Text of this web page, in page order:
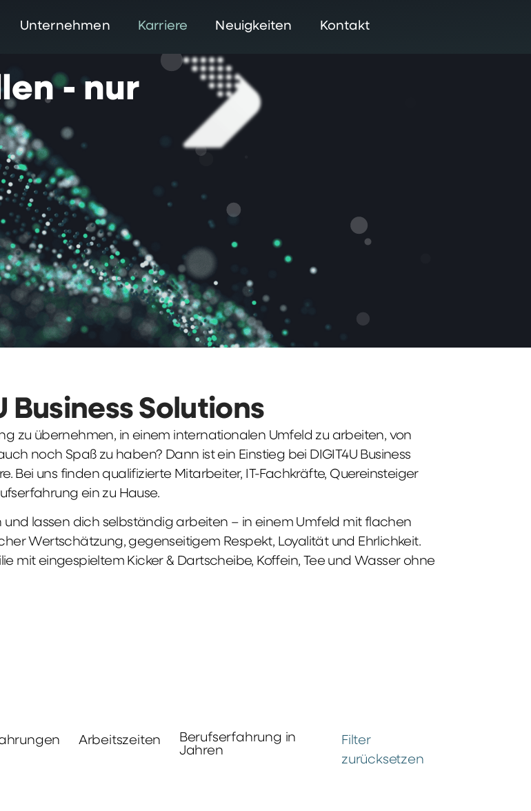
Unternehmen Karriere Neuigkeiten Kontakt
- nur
Business Solutions
zu übernehmen, in einem internationalen Umfeld zu arbeiten, von
noch Spaß zu haben? Dann ist ein Einstieg bei DIGIT4U Business
Bei uns finden qualifizierte Mitarbeiter, IT-Fachkräfte, Quereinsteiger
ein zu Hause.
lassen dich selbständig arbeiten – in einem Umfeld mit flachen
Wertschätzung, gegenseitigem Respekt, Loyalität und Ehrlichkeit.
mit eingespieltem Kicker & Dartscheibe, Koffein, Tee und Wasser ohne
Arbeitszeiten
Berufserfahrung in
Jahren
Filter
zurücksetzen